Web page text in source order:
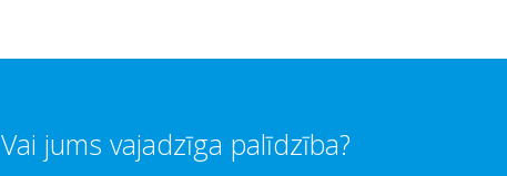
Vai jums vajadzīga palīdzība?